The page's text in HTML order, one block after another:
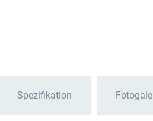
Spezifikation